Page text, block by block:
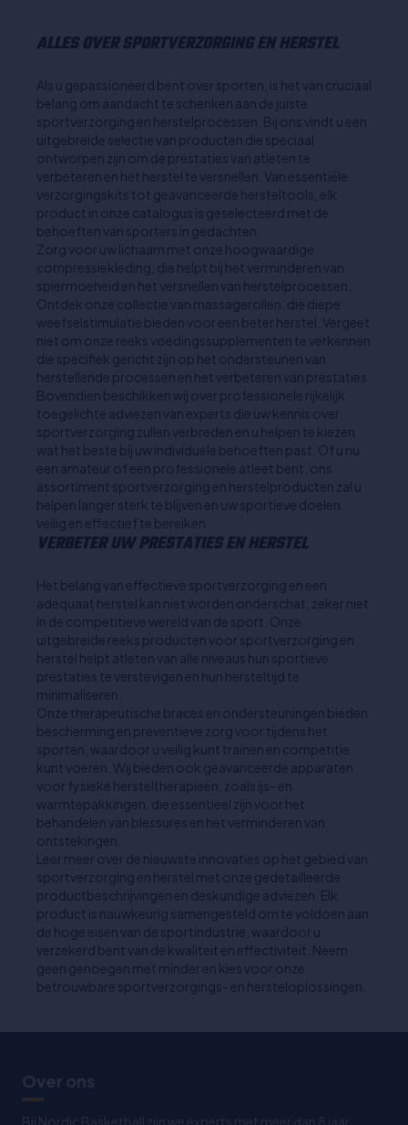
ALLES OVER SPORTVERZORGING EN HERSTEL
Als u gepassioneerd bent over sporten, is het van cruciaal
belang om aandacht te schenken aan de juiste
sportverzorging en herstelprocessen. Bij ons vindt u een
uitgebreide selectie van producten die speciaal
ontworpen zijn om de prestaties van atleten te
verbeteren en het herstel te versnellen. Van essentiële
verzorgingskits tot geavanceerde hersteltools, elk
product in onze catalogus is geselecteerd met de
behoeften van sporters in gedachten.
Zorg voor uw lichaam met onze hoogwaardige
compressiekleding, die helpt bij het verminderen van
spiermoeheid en het versnellen van herstelprocessen.
Ontdek onze collectie van massagerollen, die diepe
weefselstimulatie bieden voor een beter herstel. Vergeet
niet om onze reeks voedingssupplementen te verkennen
die specifiek gericht zijn op het ondersteunen van
herstellende processen en het verbeteren van prestaties.
Bovendien beschikken wij over professionele rijkelijk
toegelichte adviezen van experts die uw kennis over
sportverzorging zullen verbreden en u helpen te kiezen
wat het beste bij uw individuele behoeften past. Of u nu
een amateur of een professionele atleet bent, ons
assortiment sportverzorging en herstelproducten zal u
helpen langer sterk te blijven en uw sportieve doelen
veilig en effectief te bereiken.
VERBETER UW PRESTATIES EN HERSTEL
Het belang van effectieve sportverzorging en een
adequaat herstel kan niet worden onderschat, zeker niet
in de competitieve wereld van de sport. Onze
uitgebreide reeks producten voor sportverzorging en
herstel helpt atleten van alle niveaus hun sportieve
prestaties te verstevigen en hun hersteltijd te
minimaliseren.
Onze therapeutische braces en ondersteuningen bieden
bescherming en preventieve zorg voor tijdens het
sporten, waardoor u veilig kunt trainen en competitie
kunt voeren. Wij bieden ook geavanceerde apparaten
voor fysieke hersteltherapieën, zoals ijs- en
warmtepakkingen, die essentieel zijn voor het
behandelen van blessures en het verminderen van
ontstekingen.
Leer meer over de nieuwste innovaties op het gebied van
sportverzorging en herstel met onze gedetailleerde
productbeschrijvingen en deskundige adviezen. Elk
product is nauwkeurig samengesteld om te voldoen aan
de hoge eisen van de sportindustrie, waardoor u
verzekerd bent van de kwaliteit en effectiviteit. Neem
geen genoegen met minder en kies voor onze
betrouwbare sportverzorgings- en hersteloplossingen.
Over ons
Bij Nordic Basketball zijn we experts met meer dan 8 jaar